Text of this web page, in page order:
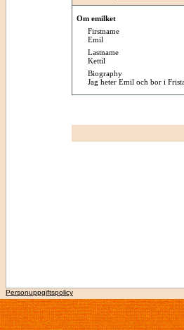
Om emilket
Firstname
Emil
Lastname
Kettil
Biography
Jag heter Emil och bor i
Personuppgiftspolicy